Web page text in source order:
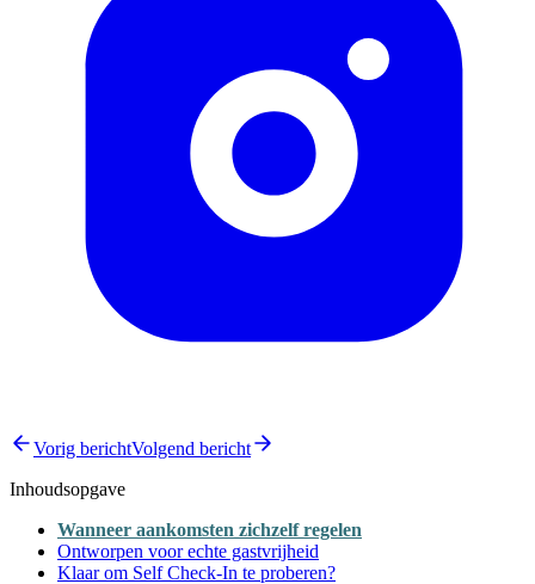
Vorig berichtVolgend bericht
Inhoudsopgave
Wanneer aankomsten zichzelf regelen
Ontworpen voor echte gastvrijheid
Klaar om Self Check-In te proberen?